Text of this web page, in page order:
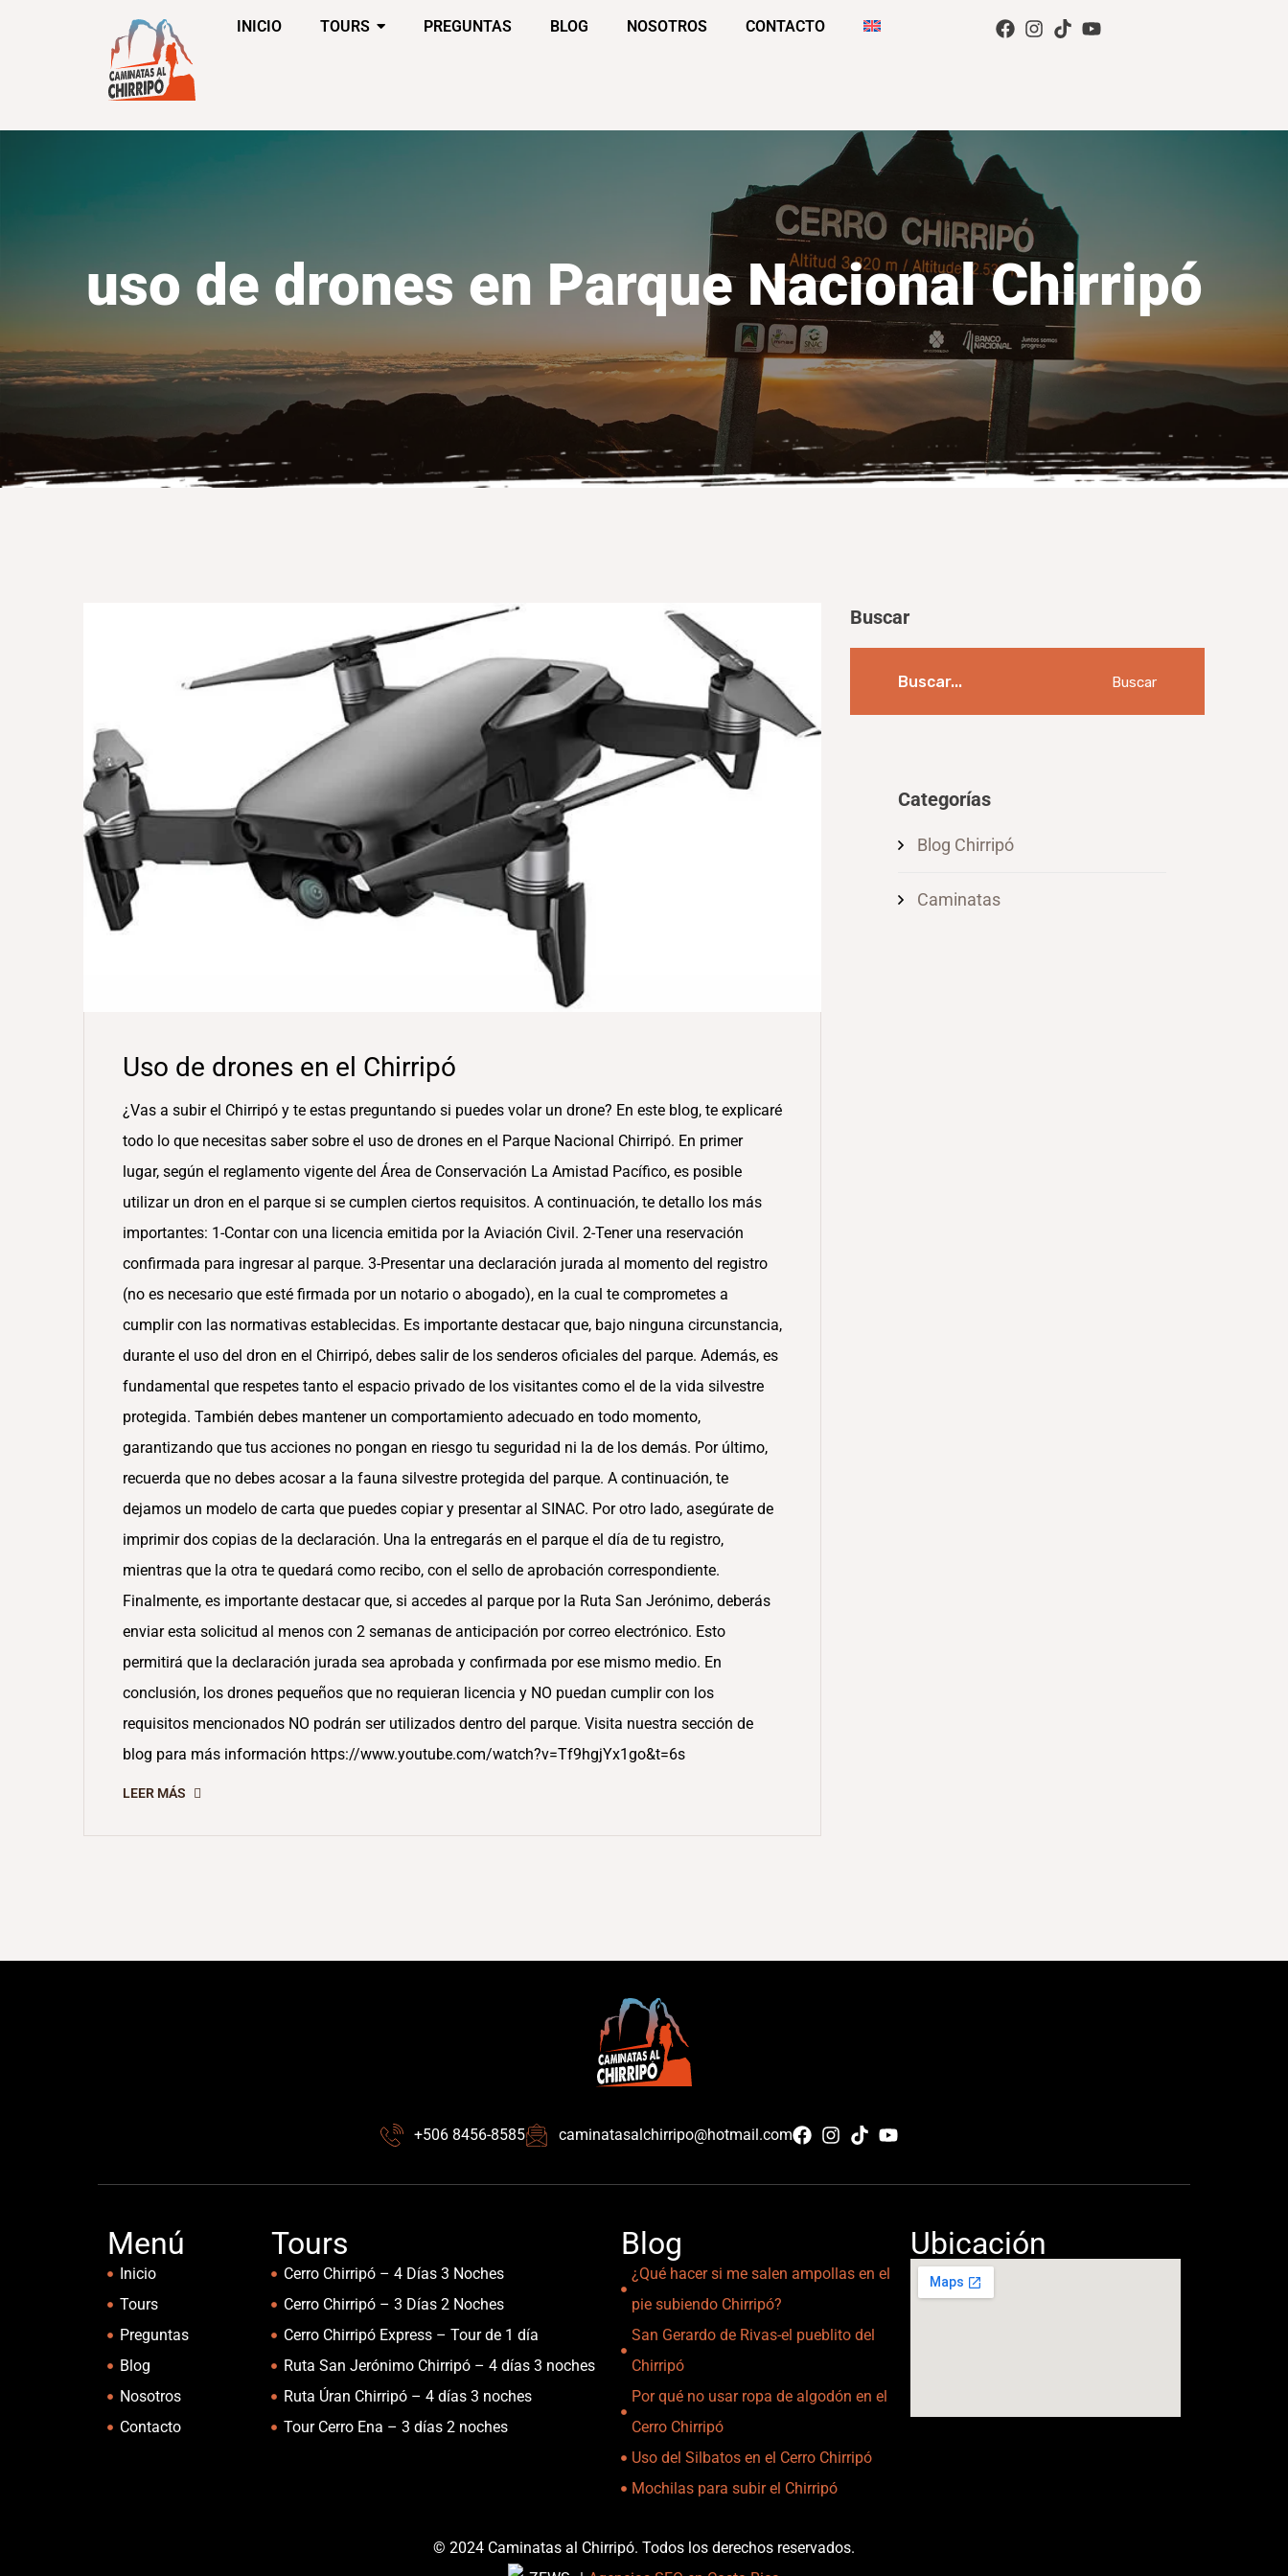
INICIO TOURS PREGUNTAS BLOG NOSOTROS CONTACTO
uso de drones en Parque Nacional Chirripó
Uso de drones en el Chirripó
¿Vas a subir el Chirripó y te estas preguntando si puedes volar un drone? En este blog, te explicaré
todo lo que necesitas saber sobre el uso de drones en el Parque Nacional Chirripó. En primer
lugar, según el reglamento vigente del Área de Conservación La Amistad Pacífico, es posible
utilizar un dron en el parque si se cumplen ciertos requisitos. A continuación, te detallo los más
importantes: 1-Contar con una licencia emitida por la Aviación Civil. 2-Tener una reservación
confirmada para ingresar al parque. 3-Presentar una declaración jurada al momento del registro
(no es necesario que esté firmada por un notario o abogado), en la cual te comprometes a
cumplir con las normativas establecidas. Es importante destacar que, bajo ninguna circunstancia,
durante el uso del dron en el Chirripó, debes salir de los senderos oficiales del parque. Además, es
fundamental que respetes tanto el espacio privado de los visitantes como el de la vida silvestre
protegida. También debes mantener un comportamiento adecuado en todo momento,
garantizando que tus acciones no pongan en riesgo tu seguridad ni la de los demás. Por último,
recuerda que no debes acosar a la fauna silvestre protegida del parque. A continuación, te
dejamos un modelo de carta que puedes copiar y presentar al SINAC. Por otro lado, asegúrate de
imprimir dos copias de la declaración. Una la entregarás en el parque el día de tu registro,
mientras que la otra te quedará como recibo, con el sello de aprobación correspondiente.
Finalmente, es importante destacar que, si accedes al parque por la Ruta San Jerónimo, deberás
enviar esta solicitud al menos con 2 semanas de anticipación por correo electrónico. Esto
permitirá que la declaración jurada sea aprobada y confirmada por ese mismo medio. En
conclusión, los drones pequeños que no requieran licencia y NO puedan cumplir con los
requisitos mencionados NO podrán ser utilizados dentro del parque. Visita nuestra sección de
blog para más información https://www.youtube.com/watch?v=Tf9hgjYx1go&t=6s
LEER MÁS
Buscar
Buscar
Categorías
Blog Chirripó
Caminatas
+506 8456-8585 caminatasalchirripo@hotmail.com
Menú
Inicio
Tours
Preguntas
Blog
Nosotros
Contacto
Tours
Cerro Chirripó – 4 Días 3 Noches
Cerro Chirripó – 3 Días 2 Noches
Cerro Chirripó Express – Tour de 1 día
Ruta San Jerónimo Chirripó – 4 días 3 noches
Ruta Úran Chirripó – 4 días 3 noches
Tour Cerro Ena – 3 días 2 noches
Blog
¿Qué hacer si me salen ampollas en el
pie subiendo Chirripó?
San Gerardo de Rivas-el pueblito del
Chirripó
Por qué no usar ropa de algodón en el
Cerro Chirripó
Uso del Silbatos en el Cerro Chirripó
Mochilas para subir el Chirripó
Ubicación
© 2024 Caminatas al Chirripó. Todos los derechos reservados.